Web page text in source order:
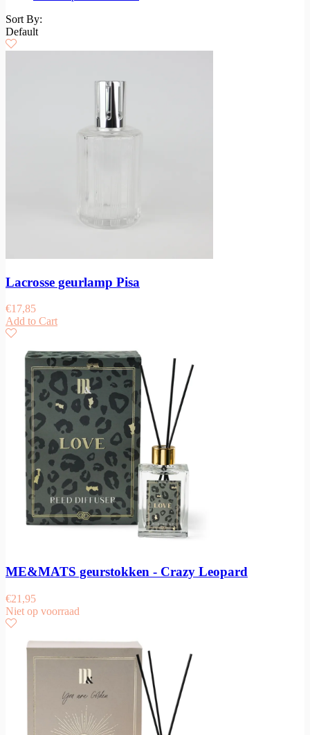
Sort By:
Default
Lacrosse geurlamp Pisa
€17,85
Add to Cart
ME&MATS geurstokken - Crazy Leopard
€21,95
Niet op voorraad